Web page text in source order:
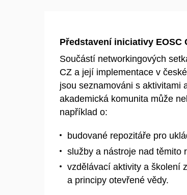
Představení iniciativy EOSC
Součástí networkingových
CZ a její implementace v
jsou seznamováni s aktivitami
akademická komunita může
například o:
budované repozitáře pro
služby a nástroje nad těmito
vzdělávací aktivity a školení
a principy otevřené vědy.